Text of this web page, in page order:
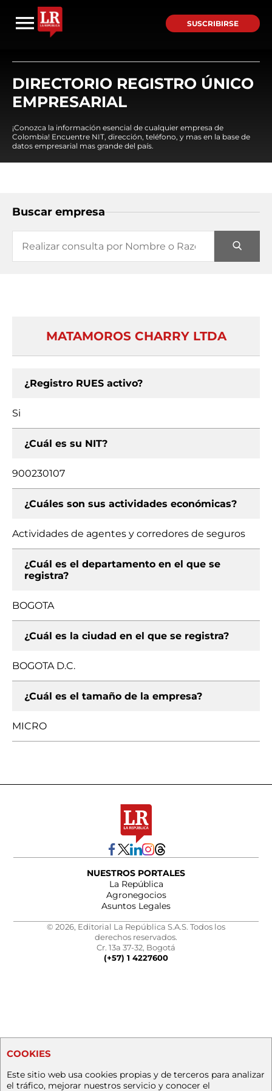
SUSCRIBIRSE
DIRECTORIO REGISTRO ÚNICO
EMPRESARIAL
¡Conozca la información esencial de cualquier empresa de
Colombia! Encuentre NIT, dirección, teléfono, y mas en la base de
datos empresarial mas grande del país.
Buscar empresa
MATAMOROS CHARRY LTDA
¿Registro RUES activo?
Si
¿Cuál es su NIT?
900230107
¿Cuáles son sus actividades económicas?
Actividades de agentes y corredores de seguros
¿Cuál es el departamento en el que se
registra?
BOGOTA
¿Cuál es la ciudad en el que se registra?
BOGOTA D.C.
¿Cuál es el tamaño de la empresa?
MICRO
NUESTROS PORTALES
La República
Agronegocios
Asuntos Legales
© 2026, Editorial La República S.A.S. Todos los
derechos reservados.
Cr. 13a 37-32, Bogotá
(+57) 1 4227600
COOKIES
Este sitio web usa cookies propias y de terceros para analizar
el tráfico, mejorar nuestros servicio y conocer el